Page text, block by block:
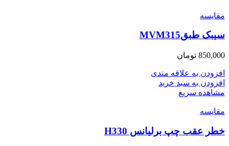
مقایسه
سیبک طبقMVM315
850,000 تومان
افزودن به علاقه مندی
افزودن به سبد خرید
مشاهده سریع
مقایسه
خطر عقب چپ برلیانس H330